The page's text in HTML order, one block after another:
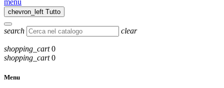
menu
chevron_left Tutto
search clear
shopping_cart 0
shopping_cart 0
Menu